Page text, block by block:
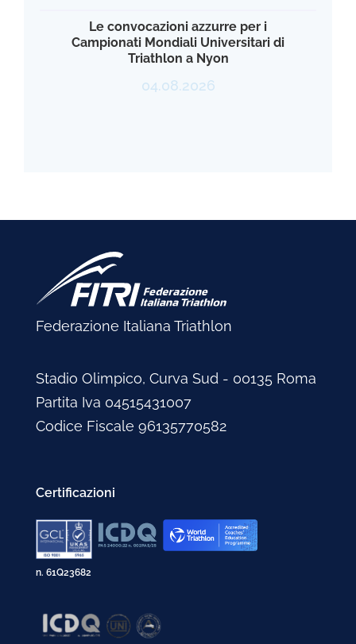
Le convocazioni azzurre per i
Campionati Mondiali Universitari di
Triathlon a Nyon
04.08.2026
Federazione Italiana Triathlon
Stadio Olimpico, Curva Sud - 00135 Roma
Partita Iva 04515431007
Codice Fiscale 96135770582
Certificazioni
n. 61Q23682